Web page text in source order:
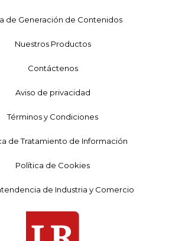
de Generación de Contenidos
Nuestros Productos
Contáctenos
Aviso de privacidad
Términos y Condiciones
de Tratamiento de Información
Política de Cookies
de Industria y Comercio